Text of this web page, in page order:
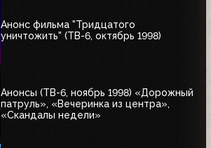
Анонс фильма "Тридцатого
уничтожить" (ТВ-6, октябрь 1998)
Анонсы (ТВ-6, ноябрь 1998) «Дорожный
патруль», «Вечеринка из центра»,
«Скандалы недели»